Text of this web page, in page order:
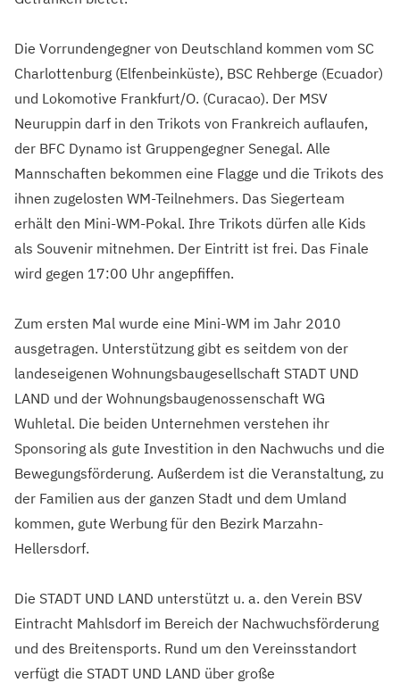
Die Vorrundengegner von Deutschland kommen vom SC
Charlottenburg (Elfenbeinküste), BSC Rehberge (Ecuador)
und Lokomotive Frankfurt/O. (Curacao). Der MSV
Neuruppin darf in den Trikots von Frankreich auflaufen,
der BFC Dynamo ist Gruppengegner Senegal. Alle
Mannschaften bekommen eine Flagge und die Trikots des
ihnen zugelosten WM-Teilnehmers. Das Siegerteam
erhält den Mini-WM-Pokal. Ihre Trikots dürfen alle Kids
als Souvenir mitnehmen. Der Eintritt ist frei. Das Finale
wird gegen 17:00 Uhr angepfiffen.
Zum ersten Mal wurde eine Mini-WM im Jahr 2010
ausgetragen. Unterstützung gibt es seitdem von der
landeseigenen Wohnungsbaugesellschaft STADT UND
LAND und der Wohnungsbaugenossenschaft WG
Wuhletal. Die beiden Unternehmen verstehen ihr
Sponsoring als gute Investition in den Nachwuchs und die
Bewegungsförderung. Außerdem ist die Veranstaltung, zu
der Familien aus der ganzen Stadt und dem Umland
kommen, gute Werbung für den Bezirk Marzahn-
Hellersdorf.
Die STADT UND LAND unterstützt u. a. den Verein BSV
Eintracht Mahlsdorf im Bereich der Nachwuchsförderung
und des Breitensports. Rund um den Vereinsstandort
verfügt die STADT UND LAND über große